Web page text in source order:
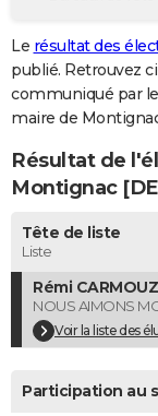
GUIDES D'ACHAT
BONS PLANS
CARTE DE VOEUX
Carte de Noël
Carte Bonne année
Carte Saint-Valentin
Carte Pâques
Carte d'anniversaire
DICTIONNAIRE
Dictionnaire
Biographies
Citations
Expressions
Proverbes
PROGRAMME TV
COPAINS D'AVANT
S'inscrire
Se connecter
Lycées
Collèges
Primaires
Universités
Entreprises
Service militaire
Avis de recherche
AVIS DE DÉCÈS
FORUM
Le résultat des
publié. Retrouvez
communiqué par
maire de
Résultat de
Montignac
Tête de liste
Liste
Rémi
NOUS AIMONS
Voir la liste des
Participation au